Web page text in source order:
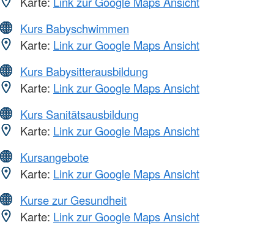
Kurs Babyschwimmen
Karte: Link zur Google Maps Ansicht
Kurs Babysitterausbildung
Karte: Link zur Google Maps Ansicht
Kurs Sanitätsausbildung
Karte: Link zur Google Maps Ansicht
Kursangebote
Karte: Link zur Google Maps Ansicht
Kurse zur Gesundheit
Karte: Link zur Google Maps Ansicht